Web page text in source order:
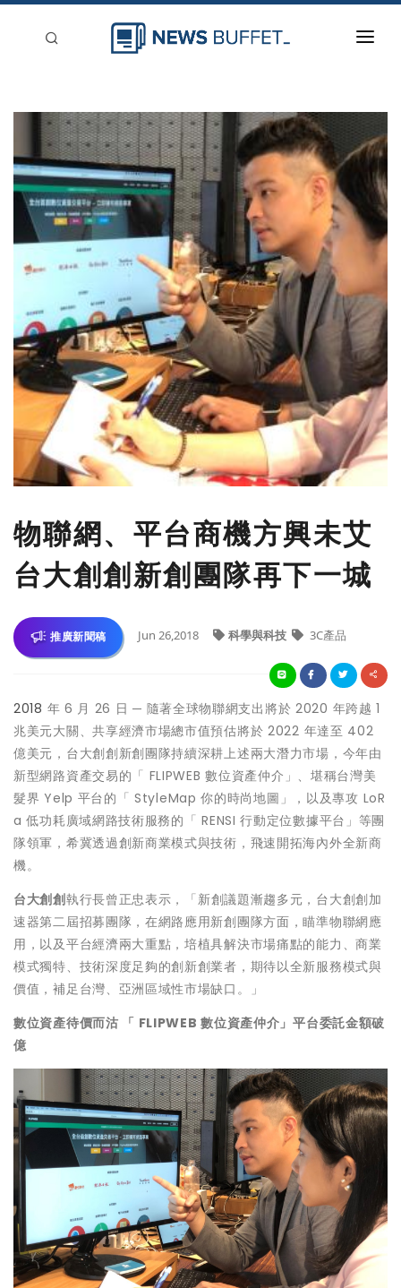
新聞稿分類
登入
刊登
物聯網、平台商機方興未艾
台大創創新創團隊再下一城
推廣新聞稿 Jun 26,2018 科學與科技 3C產品
2018 年 6 月 26 日 ─ 隨著全球物聯網支出將於 2020 年跨越 1
兆美元大關、共享經濟市場總市值預估將於 2022 年達至 402
億美元，台大創創新創團隊持續深耕上述兩大潛力市場，今年由
新型網路資產交易的「 FLIPWEB 數位資產仲介」、堪稱台灣美
髮界 Yelp 平台的「 StyleMap 你的時尚地圖」，以及專攻 LoR
a 低功耗廣域網路技術服務的「 RENSI 行動定位數據平台」等團
隊領軍，希冀透過創新商業模式與技術，飛速開拓海內外全新商
機。
台大創創執行長曾正忠表示，「新創議題漸趨多元，台大創創加
速器第二屆招募團隊，在網路應用新創團隊方面，瞄準物聯網應
用，以及平台經濟兩大重點，培植具解決市場痛點的能力、商業
模式獨特、技術深度足夠的創新創業者，期待以全新服務模式與
價值，補足台灣、亞洲區域性市場缺口。」
數位資產待價而沽 「 FLIPWEB 數位資產仲介」平台委託金額破
億